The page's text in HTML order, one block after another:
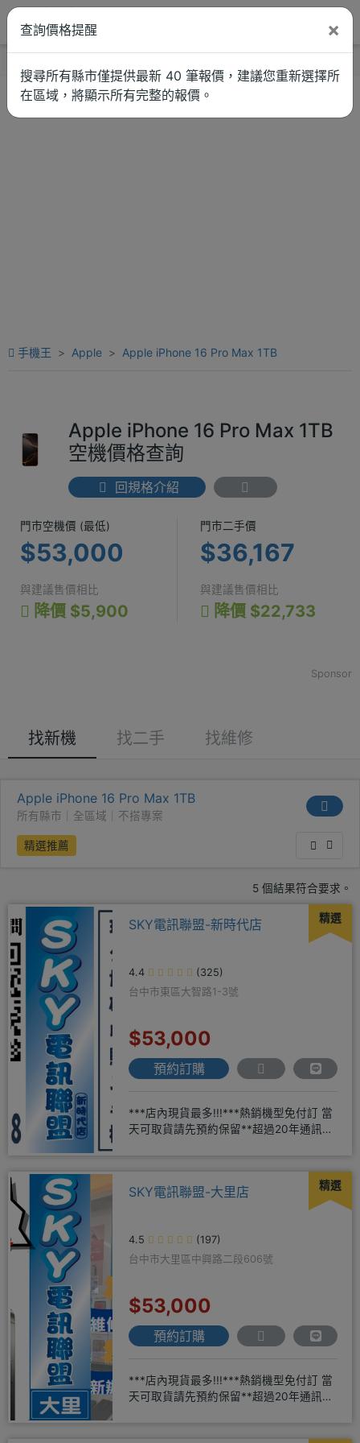
手機王 Apple Apple iPhone 16 Pro Max 1TB
Apple iPhone 16 Pro Max 1TB
空機價格查詢
回規格介紹
門市空機價 (最低) $53,000
門市空機價 (最低)
$53,000
與建議售價相比
降價 $5,900
門市二手價
門市二手價
$36,167
與建議售價相比
降價 $22,733
Sponsor
找新機 找二手 找維修
Apple iPhone 16 Pro Max 1TB
所有縣市｜全區域｜不搭專案
精選推薦
5 個結果符合要求。
精選
SKY電訊聯盟-新時代店
4.4
(325)
台中市東區大智路1-3號
$53,000
預約訂購
***店內現貨最多!!!***熱銷機型免付訂 當
天可取貨請先預約保留**超過20年通訊經
精選
SKY電訊聯盟-大里店
4.5
(197)
台中市大里區中興路二段606號
$53,000
預約訂購
***店內現貨最多!!!***熱銷機型免付訂 當
天可取貨請先預約保留**超過20年通訊經
查詢價格提醒 ×
搜尋所有縣市僅提供最新 40 筆報價，建議您重新選擇所
在區域，將顯示所有完整的報價。